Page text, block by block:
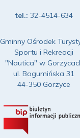
tel.: 32-4514-634
Gminny Ośrodek
Sportu i Rekreacji
"Nautica" w
ul. Bogumińska 31
44-350 Gorzyce